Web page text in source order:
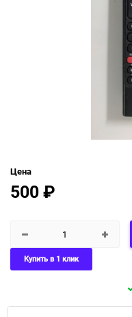
Цена
500₽
Купить в 1 клик